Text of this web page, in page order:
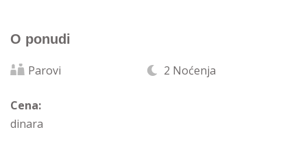
O ponudi
Parovi 2 Noćenja
Cena:
dinara